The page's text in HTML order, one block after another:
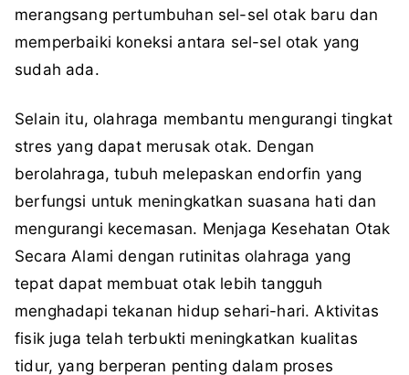
merangsang pertumbuhan sel-sel otak baru dan
memperbaiki koneksi antara sel-sel otak yang
sudah ada.
Selain itu, olahraga membantu mengurangi tingkat
stres yang dapat merusak otak. Dengan
berolahraga, tubuh melepaskan endorfin yang
berfungsi untuk meningkatkan suasana hati dan
mengurangi kecemasan. Menjaga Kesehatan Otak
Secara Alami dengan rutinitas olahraga yang
tepat dapat membuat otak lebih tangguh
menghadapi tekanan hidup sehari-hari. Aktivitas
fisik juga telah terbukti meningkatkan kualitas
tidur, yang berperan penting dalam proses